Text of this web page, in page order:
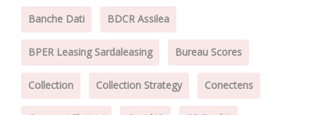
Banche Dati BDCR Assilea
BPER Leasing Sardaleasing Bureau Scores
Collection Collection Strategy Conectens